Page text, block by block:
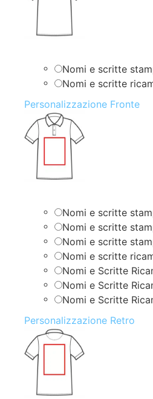
Nomi e scritte
Nomi e scritte
Personalizzazione Fronte
Nomi e scritte
Nomi e scritte
Nomi e scritte
Nomi e scritte
Nomi e Scritte
Nomi e Scritte
Nomi e Scritte
Personalizzazione Retro